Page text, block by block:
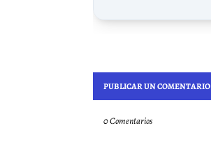
PUBLICAR UN COMENTARIO
0 Comentarios